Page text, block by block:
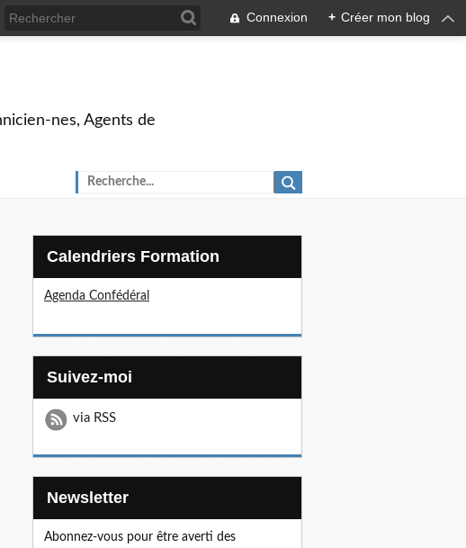
Connexion + Créer mon blog
nes, Agents de
Calendriers Formation
Agenda Confédéral
Suivez-moi
via RSS
Newsletter
Abonnez-vous pour être averti des